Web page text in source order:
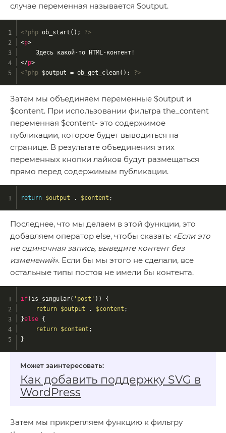
случае переменная называется $output.
<?php ob_start(); ?>
<p>
	Здесь какой-то HTML-контент!
</p>
<?php $output = ob_get_clean(); ?>
Затем мы объединяем переменные $output и
$content. При использовании фильтра the_content
переменная $content- это содержимое
публикации, которое будет выводиться на
странице. В результате объединения этих
переменных кнопки лайков будут размещаться
прямо перед содержимым публикации.
return $output . $content ;
Последнее, что мы делаем в этой функции, это
добавляем оператор else, чтобы сказать: «Если это
не одиночная запись, выведите контент без
изменений». Если бы мы этого не сделали, все
остальные типы постов не имели бы контента.
if(is_singular( 'post' )) {
return $output . $content ;
}else {
return $content ;
}
Как добавить поддержку SVG в
WordPress
Затем мы прикрепляем функцию к фильтру